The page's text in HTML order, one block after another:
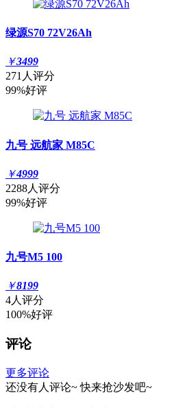
绿源S70 72V26Ah
￥3499
271人评分
99%好评
九号 远航家 M85C
￥4999
2288人评分
99%好评
九号M5 100
￥8199
4人评分
100%好评
评论
更多评论
还没有人评论~ 快来抢沙发吧~